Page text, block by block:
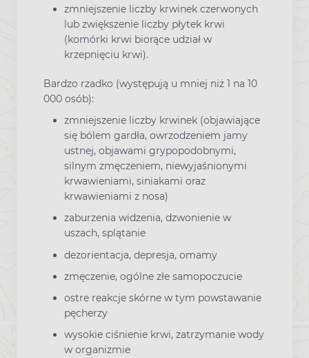
zmniejszenie liczby krwinek czerwonych
lub zwiększenie liczby płytek krwi
(komórki krwi biorące udział w
krzepnięciu krwi).
Bardzo rzadko (występują u mniej niż 1 na 10
000 osób):
zmniejszenie liczby krwinek (objawiające
się bólem gardła, owrzodzeniem jamy
ustnej, objawami grypopodobnymi,
silnym zmęczeniem, niewyjaśnionymi
krwawieniami, siniakami oraz
krwawieniami z nosa)
zaburzenia widzenia, dzwonienie w
uszach, splątanie
dezorientacja, depresja, omamy
zmęczenie, ogólne złe samopoczucie
ostre reakcje skórne w tym powstawanie
pęcherzy
wysokie ciśnienie krwi, zatrzymanie wody
w organizmie